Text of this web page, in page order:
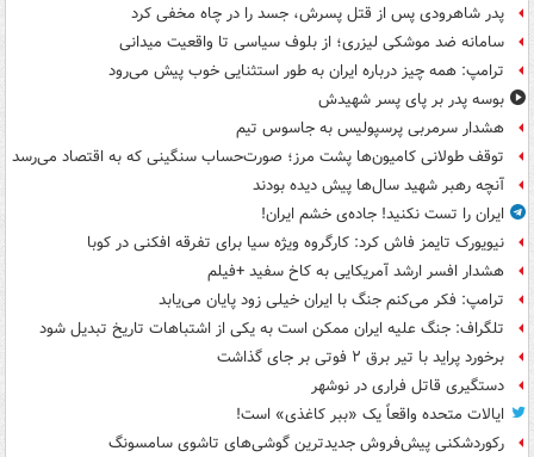
پدر شاهرودی پس از قتل پسرش، جسد را در چاه مخفی کرد
سامانه ضد موشکی لیزری؛ از بلوف سیاسی تا واقعیت میدانی
ترامپ: همه چیز درباره ایران به طور استثنایی خوب پیش می‌رود
بوسه‌ پدر بر پای پسر شهیدش
هشدار سرمربی پرسپولیس به جاسوس تیم
توقف طولانی کامیون‌ها پشت مرز؛ صورت‌حساب سنگینی که به اقتصاد می‌رسد
آنچه رهبر شهید سال‌ها پیش دیده بودند
ایران را تست نکنید! جاده‌ی خشم ایران!
نیویورک تایمز فاش کرد: کارگروه ویژه سیا برای تفرقه افکنی در کوبا
هشدار افسر ارشد آمریکایی به کاخ سفید +فیلم
ترامپ: فکر می‌کنم جنگ با ایران خیلی زود پایان می‌یابد
تلگراف: جنگ علیه ایران ممکن است به یکی از اشتباهات تاریخ تبدیل شود
برخورد پراید با تیر برق ۲ فوتی بر جای گذاشت
دستگیری قاتل فراری در نوشهر
ایالات متحده واقعاً یک «ببر کاغذی» است!
رکوردشکنی پیش‌فروش جدیدترین گوشی‌های تاشوی سامسونگ